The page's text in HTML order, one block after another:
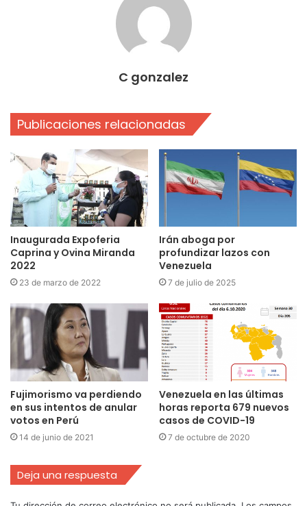
C gonzalez
Publicaciones relacionadas
Inaugurada Expoferia
Caprina y Ovina Miranda
2022
23 de marzo de 2022
Irán aboga por
profundizar lazos con
Venezuela
7 de julio de 2025
Fujimorismo va perdiendo
en sus intentos de anular
votos en Perú
14 de junio de 2021
Venezuela en las últimas
horas reporta 679 nuevos
casos de COVID-19
7 de octubre de 2020
Deja una respuesta